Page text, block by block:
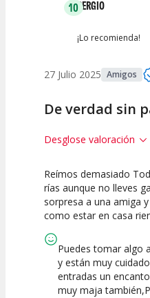
10SERGIO
¡Lo recomienda!
27 Julio 2025 Amigos
De verdad sin
Desglose valoración
10
Calidad del
Espectáculo
10
Puesta en
Escena
Reímos demasiado
rías aunque no lleves
sorpresa a una amiga
como estar en casa
Puedes tomar algo
y están muy
entradas un
muy maja